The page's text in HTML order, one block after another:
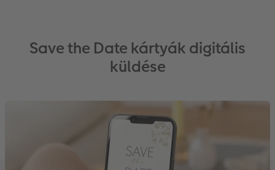
Save the Date kártyák digitális
küldése